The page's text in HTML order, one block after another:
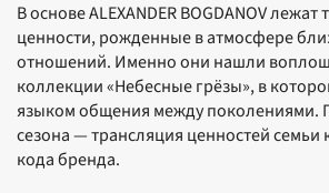
В основе ALEXANDER BOGDANOV
ценности, рожденные в атмосфере
отношений. Именно они нашли
коллекции «Небесные грёзы», в
языком общения между поколениями.
сезона — трансляция ценностей семьи
кода бренда.